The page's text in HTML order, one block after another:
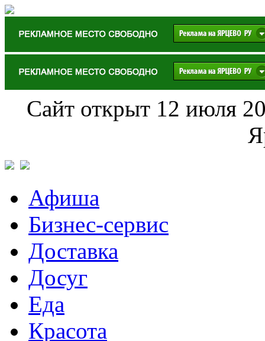
Сайт открыт 12 июля
Афиша
Бизнес-сервис
Доставка
Досуг
Еда
Красота